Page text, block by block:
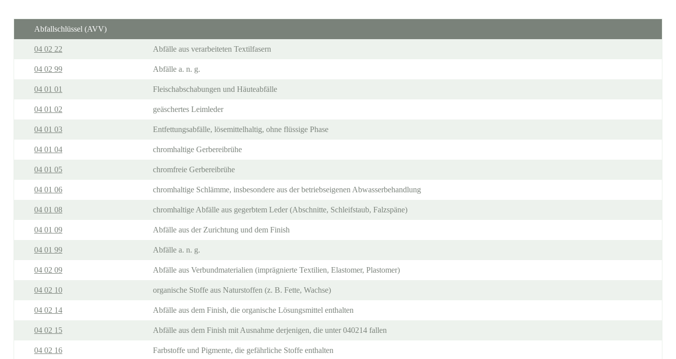
Abfallschlüssel (AVV)
04 02 22 Abfälle aus verarbeiteten Textilfasern
04 02 99 Abfälle a. n. g.
04 01 01 Fleischabschabungen und Häuteabfälle
04 01 02 geäschertes Leimleder
04 01 03 Entfettungsabfälle, lösemittelhaltig, ohne flüssige Phase
04 01 04 chromhaltige Gerbereibrühe
04 01 05 chromfreie Gerbereibrühe
04 01 06 chromhaltige Schlämme, insbesondere aus der betriebseigenen Abwasserbehandlung
04 01 08 chromhaltige Abfälle aus gegerbtem Leder (Abschnitte, Schleifstaub, Falzspäne)
04 01 09 Abfälle aus der Zurichtung und dem Finish
04 01 99 Abfälle a. n. g.
04 02 09 Abfälle aus Verbundmaterialien (imprägnierte Textilien, Elastomer, Plastomer)
04 02 10 organische Stoffe aus Naturstoffen (z. B. Fette, Wachse)
04 02 14 Abfälle aus dem Finish, die organische Lösungsmittel enthalten
04 02 15 Abfälle aus dem Finish mit Ausnahme derjenigen, die unter 040214 fallen
04 02 16 Farbstoffe und Pigmente, die gefährliche Stoffe enthalten